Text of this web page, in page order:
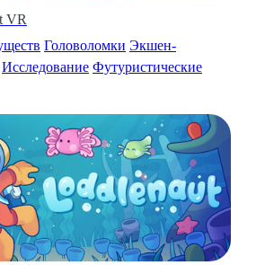
VR
Головоломки Экшен-
Исследование Футуристические